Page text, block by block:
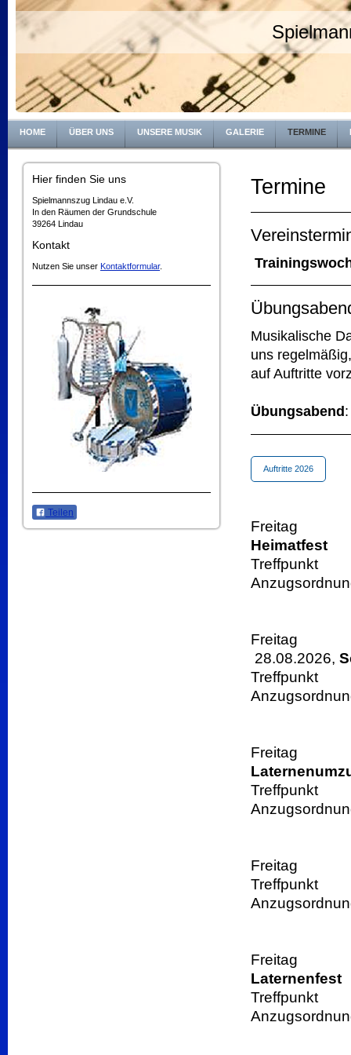
HOME ÜBER UNS UNSERE MUSIK GALERIE TERMINE
Hier finden Sie uns
Spielmannszug Lindau e.V.
In den Räumen der Grundschule
39264 Lindau
Kontakt
Nutzen Sie unser Kontaktformular.
Teilen
Termine
Musikalische
uns
auf Auftritte
Übungsabend
Auftritte 2026
Freitag
Heimatfest
Treffpunkt
28.08.2026,
Freitag
Treffpunkt
Freitag
Treffpunkt
Freitag
Laternenfest